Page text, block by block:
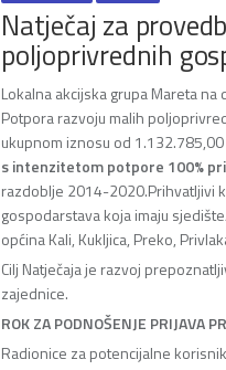
Natječaj za
poljoprivrednih
Lokalna akcijska grupa Mareta
Potpora razvoju malih
ukupnom iznosu od 1.132.785,00
s intenzitetom potpore 100%
razdoblje 2014-2020.Prihvatljivi
gospodarstava koja imaju
općina Kali, Kukljica, Preko,
Cilj Natječaja je razvoj
zajednice.
ROK ZA PODNOŠENJE PRIJAVA
Radionice za potencijalne